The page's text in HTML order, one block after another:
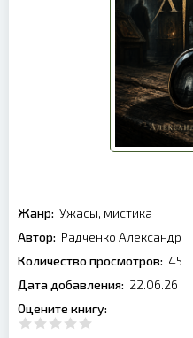
Жанр: Ужасы, мистика
Автор: Радченко Александр
Количество просмотров: 45
Дата добавления: 22.06.26
Оцените книгу: